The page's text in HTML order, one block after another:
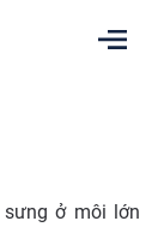
ở môi lớn